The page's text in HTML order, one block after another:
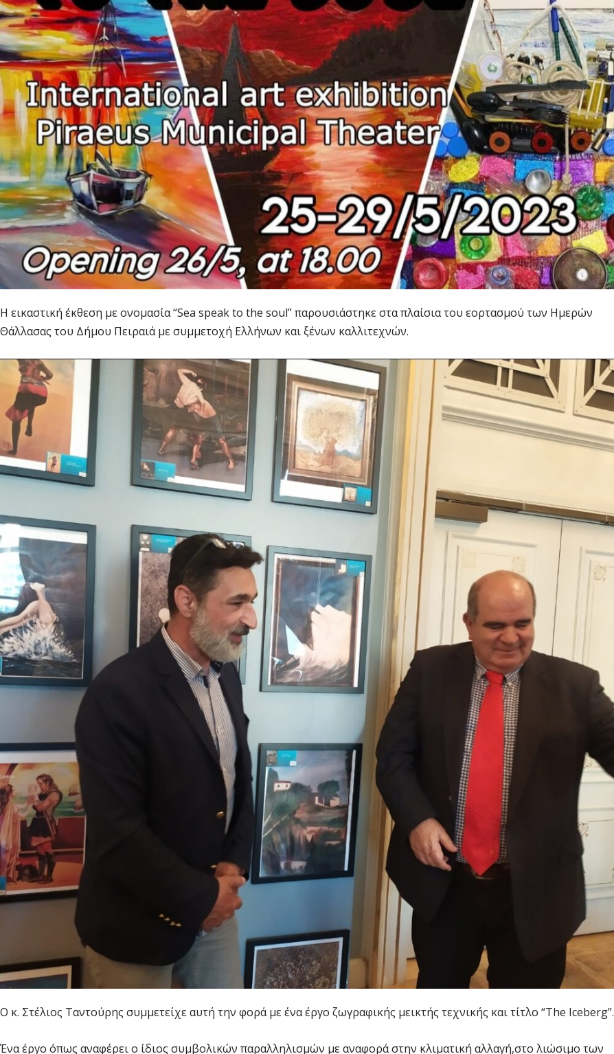
Η εικαστική έκθεση με ονομασία “Sea speak to the soul” παρουσιάστηκε στα πλαίσια του εορτασμού των Ημερών
Θάλλασας του Δήμου Πειραιά με συμμετοχή Ελλήνων και ξένων καλλιτεχνών.
Ο κ. Στέλιος Ταντούρης συμμετείχε αυτή την φορά με ένα έργο ζωγραφικής μεικτής τεχνικής και τίτλο “The Iceberg”.
Ένα έργο όπως αναφέρει ο ίδιος συμβολικών παραλληλισμών με αναφορά στην κλιματική αλλαγή,στο λιώσιμο των